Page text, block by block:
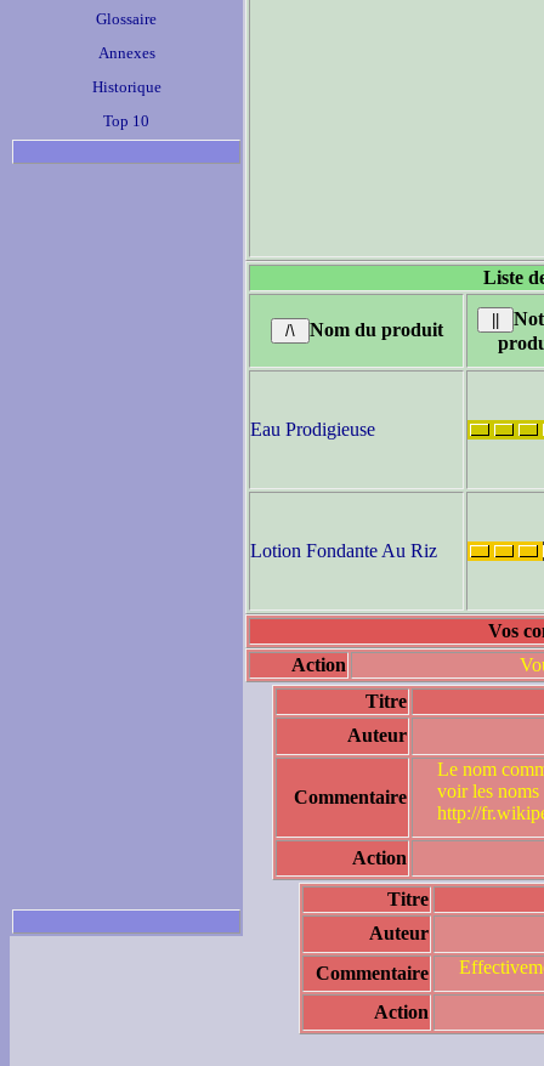
Glossaire
Annexes
Historique
Top 10
Liste
Nom du produit
Eau Prodigieuse
Lotion Fondante Au Riz
Vos
Action
Titre
Auteur
Commentaire
Le nom
voir les noms
http://
Action
Titre
Auteur
Commentaire
Action